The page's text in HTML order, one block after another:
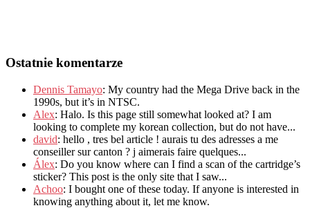
Ostatnie komentarze
Dennis Tamayo: My country had the Mega Drive back in the
1990s, but it’s in NTSC.
Alex: Halo. Is this page still somewhat looked at? I am
looking to complete my korean collection, but do not have...
david: hello , tres bel article ! aurais tu des adresses a me
conseiller sur canton ? j aimerais faire quelques...
Álex: Do you know where can I find a scan of the cartridge’s
sticker? This post is the only site that I saw...
Achoo: I bought one of these today. If anyone is interested in
knowing anything about it, let me know.